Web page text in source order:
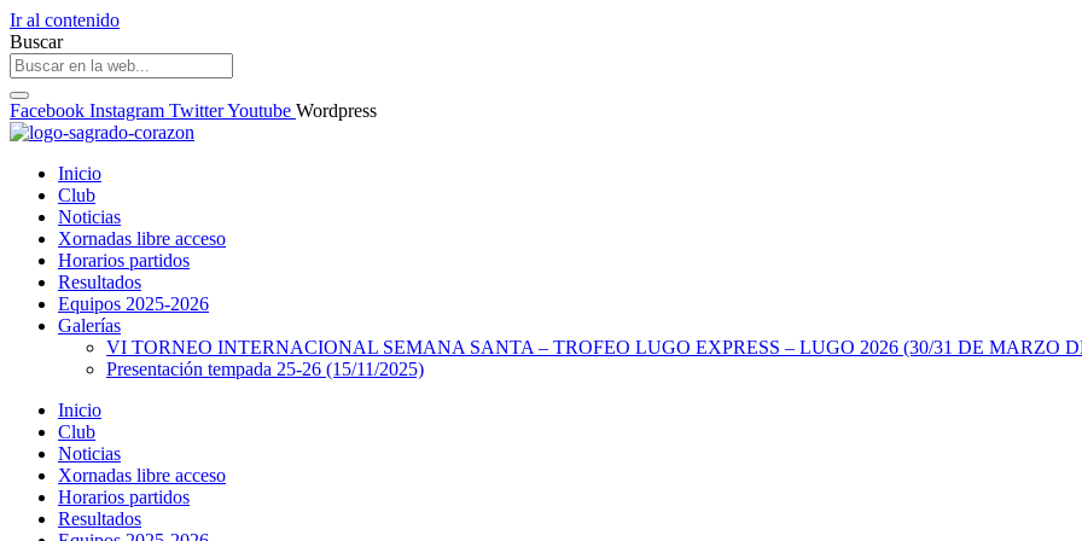
Ir al contenido
Buscar
Facebook Instagram TwitterYoutube Wordpress
Inicio
Club
Noticias
Xornadas libre acceso
Horarios partidos
Resultados
Equipos 2025-2026
Galerías
VI TORNEO INTERNACIONAL SEMANA SANTA – TROFEO LUGO EXPRESS – LUGO 2026 (30/31 DE MARZO
Presentación tempada 25-26 (15/11/2025)
Inicio
Club
Noticias
Xornadas libre acceso
Horarios partidos
Resultados